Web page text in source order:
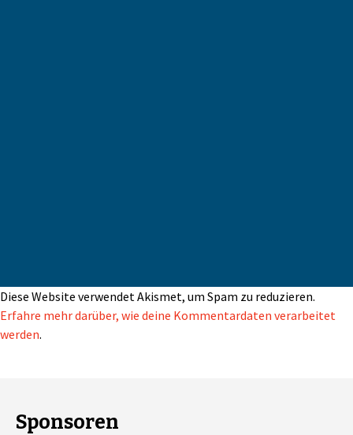
Diese Website verwendet Akismet, um Spam zu reduzieren.
Erfahre mehr darüber, wie deine Kommentardaten verarbeitet
werden.
Sponsoren